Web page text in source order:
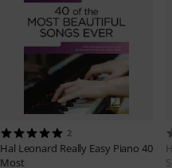
2
Hal Leonard Really Easy Piano 40
Most